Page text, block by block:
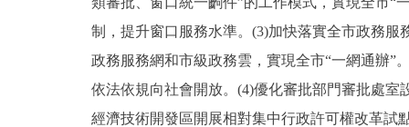
制，提升窗口服務水準。(3)加快落實全市政務
政務服務網和市級政務雲，實現全市“一網通辦”
依法依規向社會開放。(4)優化審批部門審批處
經濟技術開發區開展相對集中行政許可權改革試